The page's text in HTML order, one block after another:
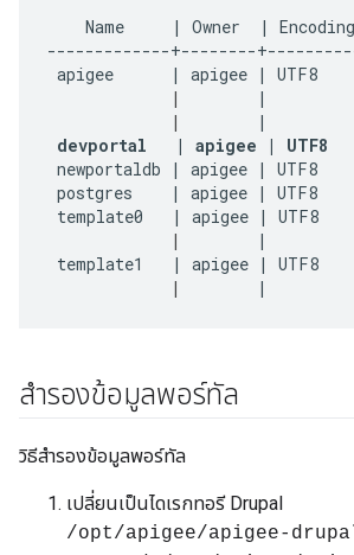
Name     | Owner  |
-------------+--------
apigee      | apigee | UTF8
|
|
|
|
devportal   | apigee | UTF8
newportaldb | apigee | UTF8
postgres    | apigee | UTF8
template0   | apigee | UTF8
|
|
template1   | apigee | UTF8
|
|
สำรองข้อมูลพอร์ทัล
วิธีสำรองข้อมูลพอร์ทัล
เปลี่ยนเป็นไดเรกทอรี Drupal
/opt/apigee/apigee-